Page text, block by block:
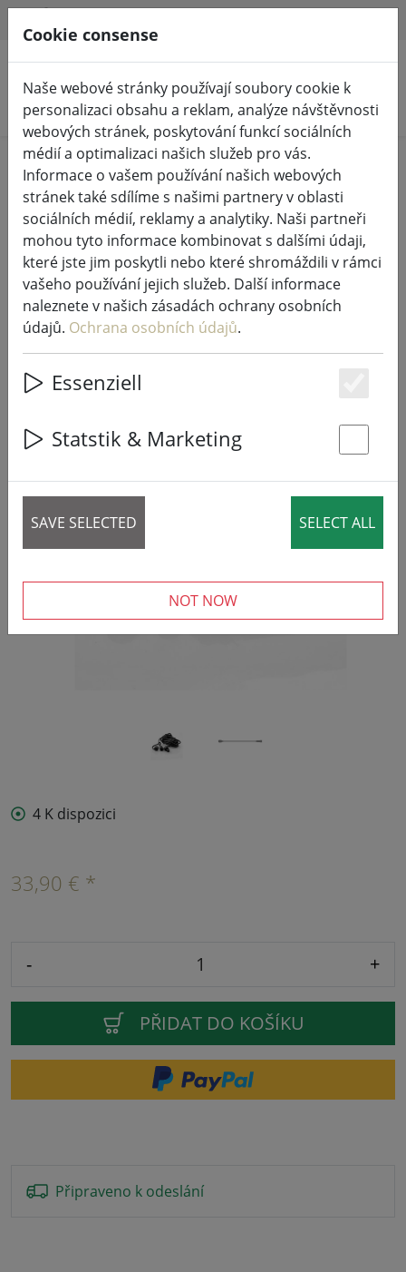
Hledat produkty
Home
Pohádková světla a osvětlení
Pohádková světla
Prodloužení pohádkových světel
Sirius Tech-Line 230V 15 m černá
‹ ›
4 K dispozici
33,90 € *
- +
PŘIDAT DO KOŠÍKU
Připraveno k odeslání
Cookie consense
Naše webové stránky používají soubory cookie k
personalizaci obsahu a reklam, analýze návštěvnosti
webových stránek, poskytování funkcí sociálních
médií a optimalizaci našich služeb pro vás.
Informace o vašem používání našich webových
stránek také sdílíme s našimi partnery v oblasti
sociálních médií, reklamy a analytiky. Naši partneři
mohou tyto informace kombinovat s dalšími údaji,
které jste jim poskytli nebo které shromáždili v rámci
vašeho používání jejich služeb. Další informace
naleznete v našich zásadách ochrany osobních
údajů. Ochrana osobních údajů.
Essenziell
Statstik & Marketing
SAVE SELECTED SELECT ALL
NOT NOW